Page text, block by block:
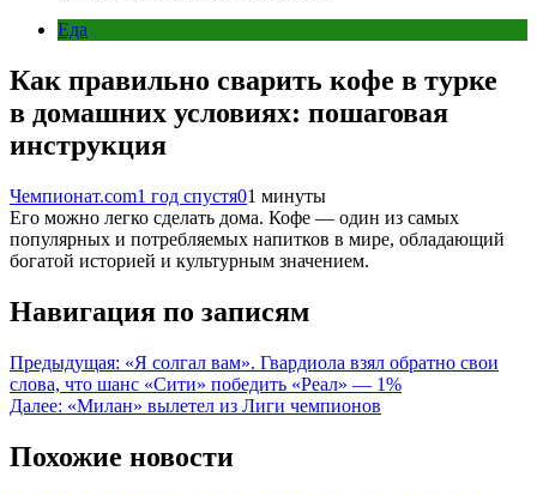
Еда
Как правильно сварить кофе в турке
в домашних условиях: пошаговая
инструкция
Чемпионат.com1 год спустя01 минуты
Его можно легко сделать дома. Кофе — один из самых
популярных и потребляемых напитков в мире, обладающий
богатой историей и культурным значением.
Навигация по записям
Предыдущая: «Я солгал вам». Гвардиола взял обратно свои
слова, что шанс «Сити» победить «Реал» — 1%
Далее: «Милан» вылетел из Лиги чемпионов
Похожие новости